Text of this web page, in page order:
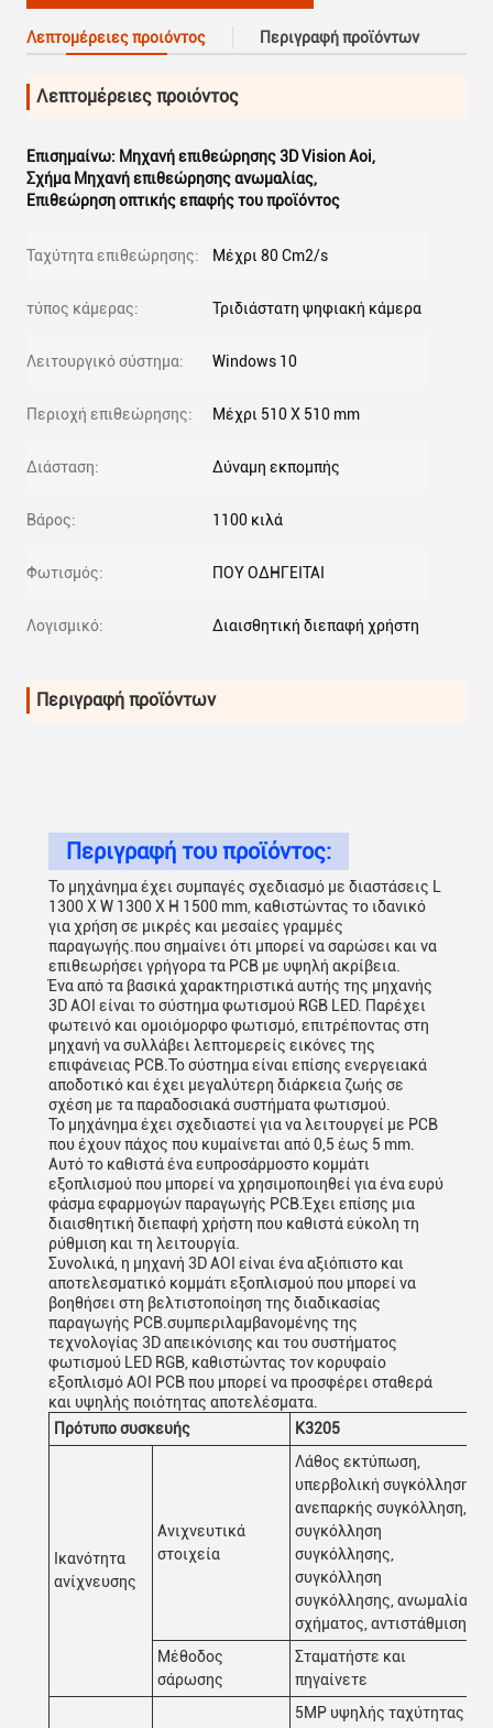
Λεπτομέρειες προιόντος Περιγραφή προϊόντων
Λεπτομέρειες προιόντος
Επισημαίνω: Μηχανή επιθεώρησης 3D Vision Aoi,
Σχήμα Μηχανή επιθεώρησης ανωμαλίας,
Επιθεώρηση οπτικής επαφής του προϊόντος
Ταχύτητα επιθεώρησης: Μέχρι 80 Cm2/s
τύπος κάμερας: Τριδιάστατη ψηφιακή κάμερα
Λειτουργικό σύστημα: Windows 10
Περιοχή επιθεώρησης: Μέχρι 510 X 510 mm
Διάσταση: Δύναμη εκπομπής
Βάρος: 1100 κιλά
Φωτισμός: ΠΟΥ ΟΔΗΓΕΙΤΑΙ
Λογισμικό: Διαισθητική διεπαφή χρήστη
Περιγραφή προϊόντων
Περιγραφή του προϊόντος:
Το μηχάνημα έχει συμπαγές σχεδιασμό με διαστάσεις L
1300 X W 1300 X H 1500 mm, καθιστώντας το ιδανικό
για χρήση σε μικρές και μεσαίες γραμμές
παραγωγής.που σημαίνει ότι μπορεί να σαρώσει και να
επιθεωρήσει γρήγορα τα PCB με υψηλή ακρίβεια.
Ένα από τα βασικά χαρακτηριστικά αυτής της μηχανής
3D AOI είναι το σύστημα φωτισμού RGB LED. Παρέχει
φωτεινό και ομοιόμορφο φωτισμό, επιτρέποντας στη
μηχανή να συλλάβει λεπτομερείς εικόνες της
επιφάνειας PCB.Το σύστημα είναι επίσης ενεργειακά
αποδοτικό και έχει μεγαλύτερη διάρκεια ζωής σε
σχέση με τα παραδοσιακά συστήματα φωτισμού.
Το μηχάνημα έχει σχεδιαστεί για να λειτουργεί με PCB
που έχουν πάχος που κυμαίνεται από 0,5 έως 5 mm.
Αυτό το καθιστά ένα ευπροσάρμοστο κομμάτι
εξοπλισμού που μπορεί να χρησιμοποιηθεί για ένα ευρύ
φάσμα εφαρμογών παραγωγής PCB.Έχει επίσης μια
διαισθητική διεπαφή χρήστη που καθιστά εύκολη τη
ρύθμιση και τη λειτουργία.
Συνολικά, η μηχανή 3D AOI είναι ένα αξιόπιστο και
αποτελεσματικό κομμάτι εξοπλισμού που μπορεί να
βοηθήσει στη βελτιστοποίηση της διαδικασίας
παραγωγής PCB.συμπεριλαμβανομένης της
τεχνολογίας 3D απεικόνισης και του συστήματος
φωτισμού LED RGB, καθιστώντας τον κορυφαίο
εξοπλισμό AOI PCB που μπορεί να προσφέρει σταθερά
και υψηλής ποιότητας αποτελέσματα.
Πρότυπο συσκευής
Κ3205
Ικανότητα
ανίχνευσης
Ανιχνευτικά
στοιχεία
Λάθος εκτύπωση,
υπερβολική συγκόλληση,
ανεπαρκής συγκόλληση,
συγκόλληση
συγκόλλησης,
συγκόλληση
συγκόλλησης, ανωμαλία
σχήματος, αντιστάθμιση
Μέθοδος
σάρωσης
Σταματήστε και
πηγαίνετε
5MP υψηλής ταχύτητας